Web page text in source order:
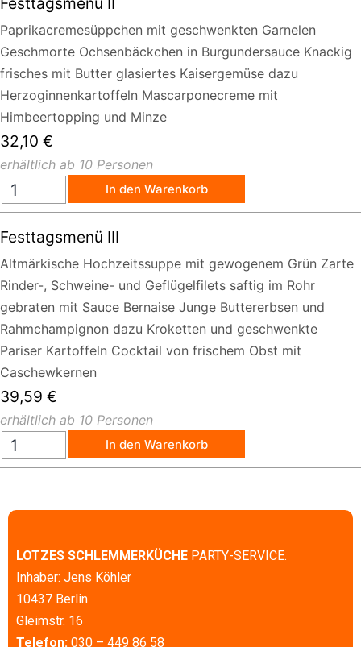
Paprikacremesüppchen mit geschwenkten Garnelen
Geschmorte Ochsenbäckchen in Burgundersauce Knackig
frisches mit Butter glasiertes Kaisergemüse dazu
Herzoginnenkartoffeln Mascarponecreme mit
Himbeertopping und Minze
32,10 €
erhältlich ab 10 Personen
In den Warenkorb
Festtagsmenü III
Altmärkische Hochzeitssuppe mit gewogenem Grün Zarte
Rinder-, Schweine- und Geflügelfilets saftig im Rohr
gebraten mit Sauce Bernaise Junge Buttererbsen und
Rahmchampignon dazu Kroketten und geschwenkte
Pariser Kartoffeln Cocktail von frischem Obst mit
Caschewkernen
39,59 €
erhältlich ab 10 Personen
In den Warenkorb
LOTZES SCHLEMMERKÜCHE PARTY-SERVICE.
Inhaber: Jens Köhler
10437 Berlin
Gleimstr. 16
Telefon: 030 – 449 86 58